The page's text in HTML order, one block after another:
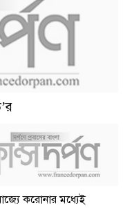
করোনার মধ্যেই